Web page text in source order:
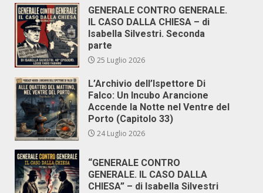
GENERALE CONTRO GENERALE.
IL CASO DALLA CHIESA – di
Isabella Silvestri. Seconda
parte
25 Luglio 2026
L’Archivio dell’Ispettore Di
Falco: Un Incubo Arancione
Accende la Notte nel Ventre del
Porto (Capitolo 33)
24 Luglio 2026
“GENERALE CONTRO
GENERALE. IL CASO DALLA
CHIESA” – di Isabella Silvestri